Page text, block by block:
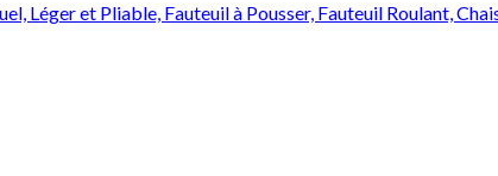
Léger et Pliable, Fauteuil à Pousser, Fauteuil Roulant,